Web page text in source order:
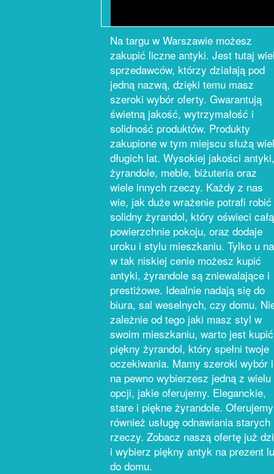
Na targu w Warszawie możesz
zakupić liczne antyki. Jest tutaj
sprzedawców, którzy działają pod
jedną nazwą, dzięki temu masz
szeroki wybór oferty. Gwarantują
świetną jakość, wytrzymałość i
solidność produktów. Produkty
zakupione w tym miejscu służą
długich lat. Wysokiej jakości antyki,
żyrandole, meble, biżuteria oraz
wiele innych rzeczy. Każdy z nas
wie, jak duże wrażenie potrafi robić
solidny żyrandol, który oświeci całą
powierzchnie pokoju, oraz dodaje
uroku i stylu mieszkaniu. Tylko u
w tak niskiej cenie możesz kupić
antyki, żyrandole są zniewalające i
prestiżowe. Idealnie nadają się do
biura, sal weselnych, czy domu.
zależnie od tego jaki masz styl w
swoim mieszkaniu, warto jest kupić
piękny żyrandol, który spełni twoje
oczekiwania. Mamy szeroki wybór i
na pewno wybierzesz jedną z wielu
opcji, jakie oferujemy. Eleganckie,
stare i piękne żyrandole. Oferujemy
również usługę odnawiania starych
rzeczy. Zobacz naszą ofertę już
i wybierz piękny antyk na prezent
do domu.